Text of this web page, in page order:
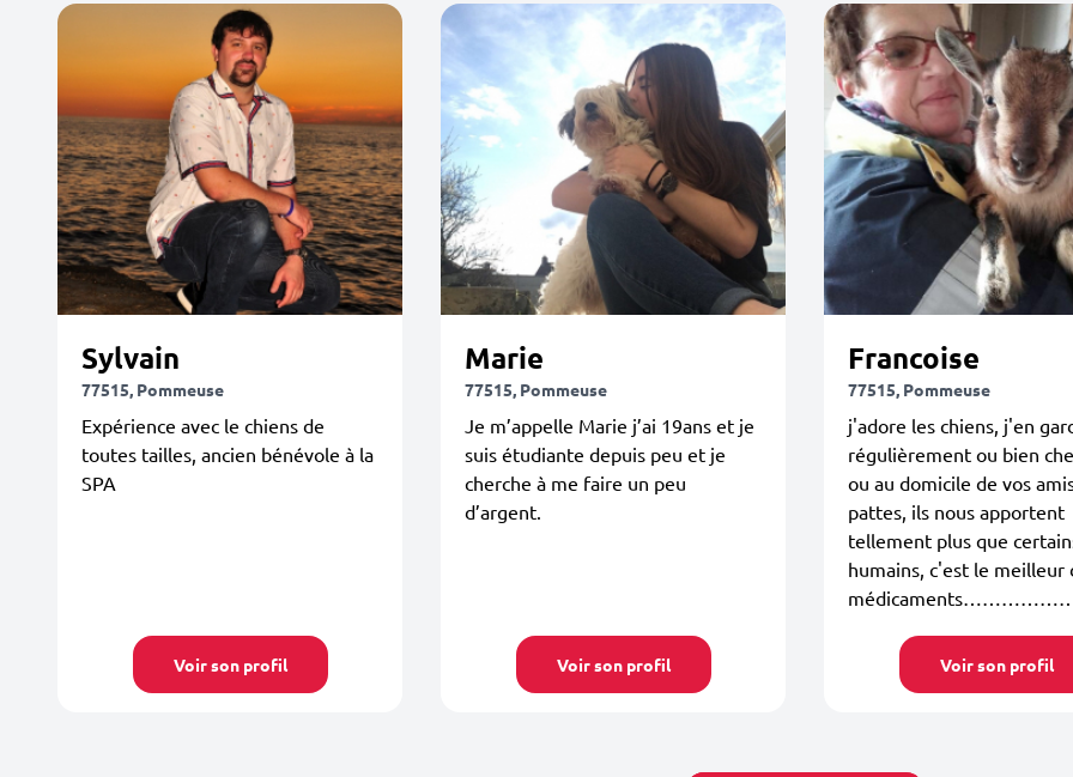
Sylvain
77515, Pommeuse
Expérience avec le chiens de
toutes tailles, ancien bénévole à la
SPA
Voir son profil
Marie
77515, Pommeuse
Je m’appelle Marie j’ai 19ans et je
suis étudiante depuis peu et je
cherche à me faire un peu
d’argent.
Voir son profil
Francoise
77515, Pommeuse
j'adore les chiens, j'en
régulièrement ou bien
ou au domicile de vos
pattes, ils nous apportent
tellement plus que
humains, c'est le meilleur
Voir son profil